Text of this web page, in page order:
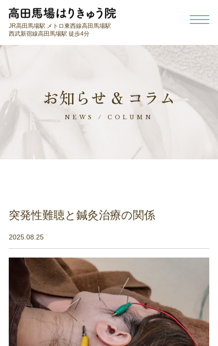
JR高田馬場駅 メトロ東西線高田馬場駅
西武新宿線高田馬場駅 徒歩4分
お知らせ & コラム
NEWS / COLUMN
突発性難聴と鍼灸治療の関係
2025.08.25